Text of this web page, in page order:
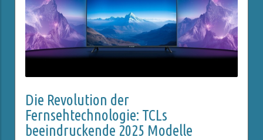
Die Revolution der
Fernsehtechnologie: TCLs
beeindruckende 2025 Modelle